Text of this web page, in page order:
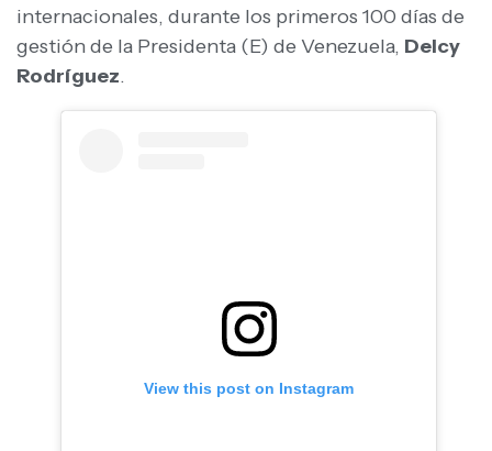
internacionales, durante los primeros 100 días de
gestión de la Presidenta (E) de Venezuela, Delcy
Rodríguez.
View this post on Instagram